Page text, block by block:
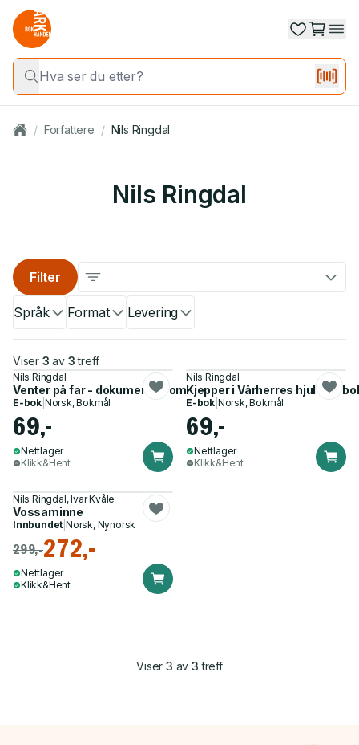
/ Forfattere / Nils Ringdal
Nils Ringdal
Språk Format Levering
Filter
Viser 3 av 3 treff
Nils Ringdal
Venter på far - dokumentarroman
E-bok Norsk, Bokmål
69,-
Nettlager
Klikk&Hent
Nils Ringdal
Kjepper i Vårherres hjul - en
E-bok Norsk, Bokmål
69,-
Nettlager
Klikk&Hent
Nils Ringdal, Ivar Kvåle
Vossaminne
Innbundet |Norsk, Nynorsk
299,-272,-
Nettlager
Klikk&Hent
Viser3 av 3 treff